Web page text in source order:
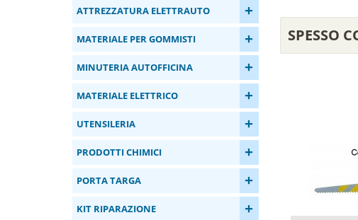
ATTREZZATURA ELETTRAUTO +
MATERIALE PER GOMMISTI +
MINUTERIA AUTOFFICINA +
MATERIALE ELETTRICO +
UTENSILERIA +
PRODOTTI CHIMICI +
PORTA TARGA +
KIT RIPARAZIONE +
SPESSO